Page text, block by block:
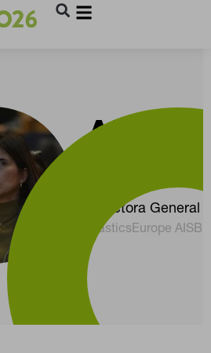
ALICIA
Directora General
PlasticsEurope AISBL